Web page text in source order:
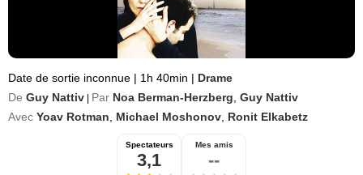
Date de sortie inconnue | 1h 40min | Drame
De Guy Nattiv Par Noa Berman-Herzberg Guy Nattiv
Avec Yoav Rotman Michael Moshonov Ronit Elkabetz
Spectateurs
3,1
Mes amis
--